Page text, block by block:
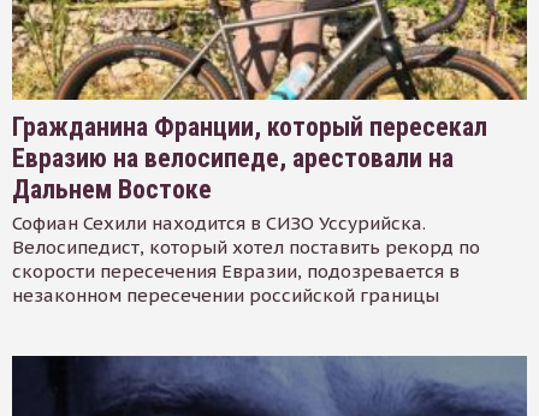
Гражданина Франции, который пересекал
Евразию на велосипеде, арестовали на
Дальнем Востоке
Софиан Сехили находится в СИЗО Уссурийска.
Велосипедист, который хотел поставить рекорд по
скорости пересечения Евразии, подозревается в
незаконном пересечении российской границы